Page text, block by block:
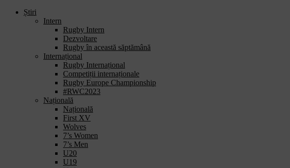
Știri
Intern
Rugby Intern
Dezvoltare
Rugby în această săptămână
Internațional
Rugby Internațional
Competiții internaționale
Rugby Europe Championship
#RWC2023
Națională
Națională
First XV
Wolves
7’s Women
7’s Men
U20
U19